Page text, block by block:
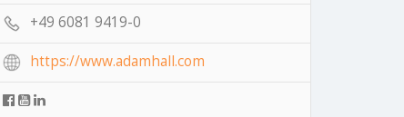
+49 6081 9419-0
https://www.adamhall.com